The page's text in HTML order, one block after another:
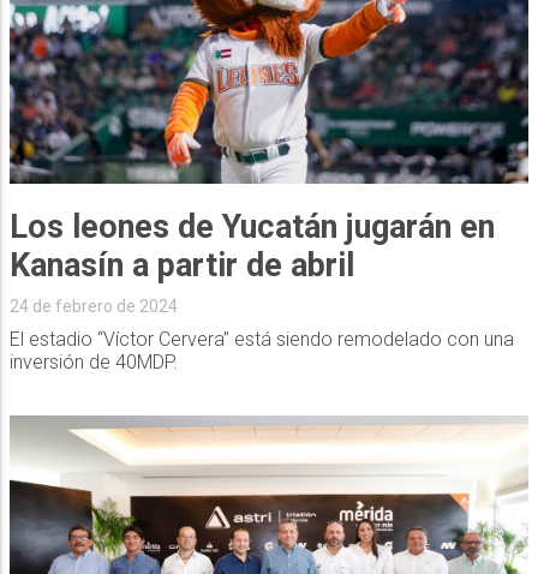
Los leones de Yucatán jugarán en
Kanasín a partir de abril
24 de febrero de 2024
El estadio “Víctor Cervera” está siendo remodelado con una
inversión de 40MDP.